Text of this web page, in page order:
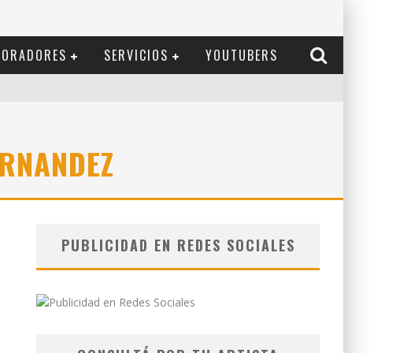
ORADORES SERVICIOS YOUTUBERS
PUBLICIDAD EN REDES SOCIALES